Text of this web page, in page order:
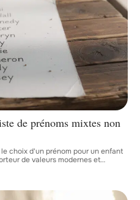
de prénoms mixtes non
choix d'un prénom pour un enfant
de valeurs modernes et…